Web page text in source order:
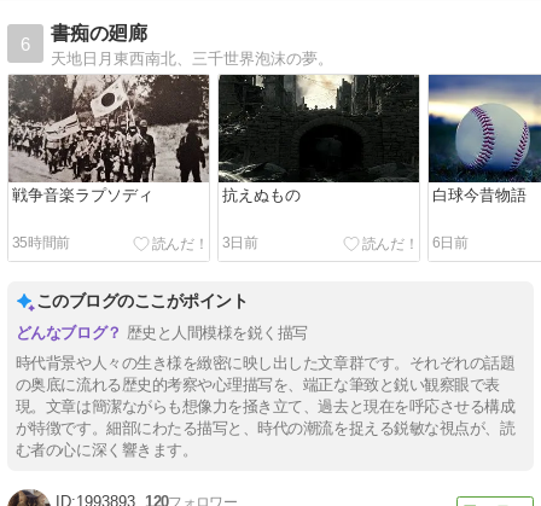
6
書痴の廻廊
天地日月東西南北、三千世界泡沫の夢。
戦争音楽ラプソディ
35時間前
抗えぬもの
3日前
白球今昔物語
6日前
このブログのここがポイント
歴史と人間模様を鋭く描写
時代背景や人々の生き様を緻密に映し出した文章群です。それぞれの話題
の奥底に流れる歴史的考察や心理描写を、端正な筆致と鋭い観察眼で表
現。文章は簡潔ながらも想像力を掻き立て、過去と現在を呼応させる構成
が特徴です。細部にわたる描写と、時代の潮流を捉える鋭敏な視点が、読
む者の心に深く響きます。
1993893 120